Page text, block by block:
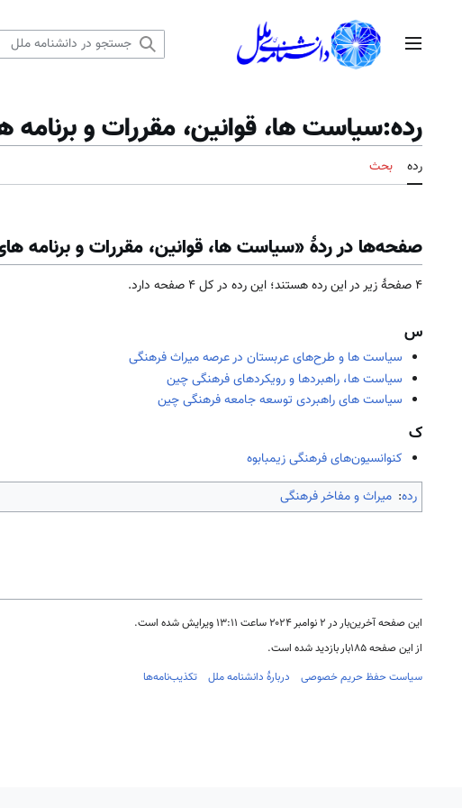
منوی اصلی
رده:سیاست ها، قوانین، مقررات و
رده بحث
صفحه‌ها در ردهٔ «سیاست ها، قوانین، مقررات و برنامه
۴ صفحۀ زیر در این رده هستند؛ این رده در کل ۴ صفحه دارد.
س
سیاست ها و طرح‌های عربستان در عرصه میراث فرهنگی
سیاست ها، راهبردها و رویکردهای فرهنگی چین
سیاست های راهبردی توسعه جامعه فرهنگی چین
ک
کنوانسیون‌های فرهنگی زیمبابوه
رده: میراث و مفاخر فرهنگی
این صفحه آخرین‌بار در ‏۲ نوامبر ۲۰۲۴ ساعت ‏۱۳:۱۱ ویرایش شده است.
از این صفحه ۱۸۵بار بازدید شده است.
سیاست حفظ حریم خصوصی
دربارهٔ دانشنامه ملل تکذیب‌نامه‌ها